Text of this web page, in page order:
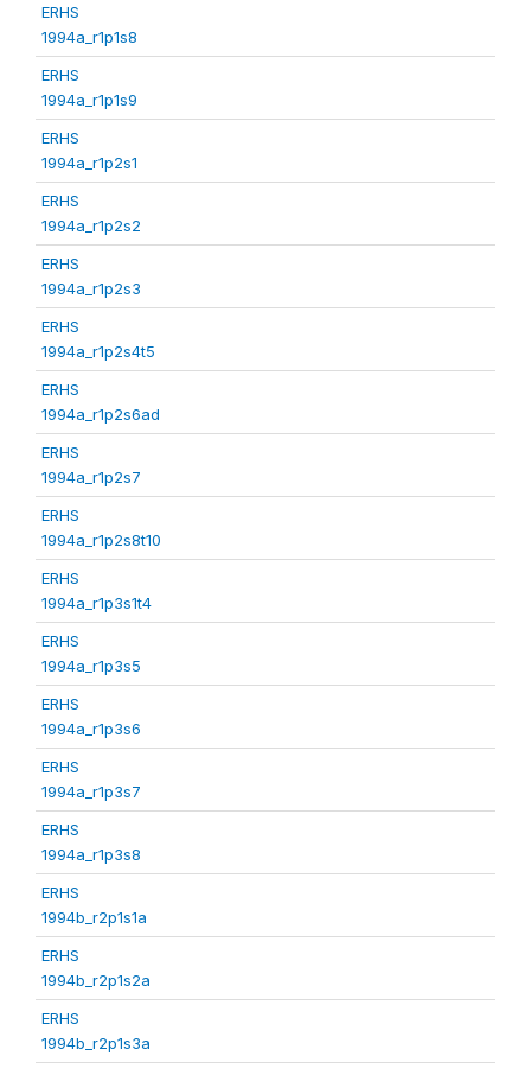
ERHS
1994a_r1p1s8
ERHS
1994a_r1p1s9
ERHS
1994a_r1p2s1
ERHS
1994a_r1p2s2
ERHS
1994a_r1p2s3
ERHS
1994a_r1p2s4t5
ERHS
1994a_r1p2s6ad
ERHS
1994a_r1p2s7
ERHS
1994a_r1p2s8t10
ERHS
1994a_r1p3s1t4
ERHS
1994a_r1p3s5
ERHS
1994a_r1p3s6
ERHS
1994a_r1p3s7
ERHS
1994a_r1p3s8
ERHS
1994b_r2p1s1a
ERHS
1994b_r2p1s2a
ERHS
1994b_r2p1s3a